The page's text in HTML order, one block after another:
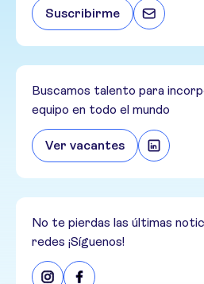
Suscribirme
Buscamos talento para
equipo en todo el mundo
Ver vacantes
No te pierdas las últimas
redes ¡Síguenos!